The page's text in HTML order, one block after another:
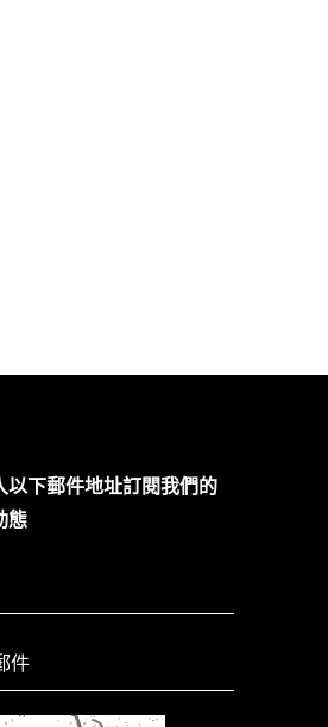
以下郵件地址訂閱我們的
態